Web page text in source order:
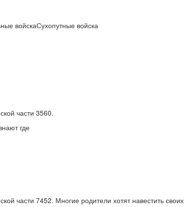
войскаСухопутные войска
части 3560.
где
части 7452. Многие родители хотят навестить своих